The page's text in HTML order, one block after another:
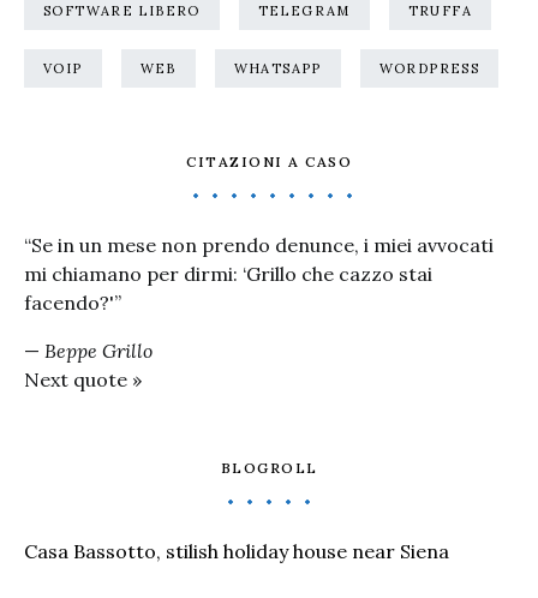
SOFTWARE LIBERO TELEGRAM TRUFFA
VOIP WEB WHATSAPP WORDPRESS
CITAZIONI A CASO
“Se in un mese non prendo denunce, i miei avvocati
mi chiamano per dirmi: ‘Grillo che cazzo stai
facendo?'”
— Beppe Grillo
Next quote »
BLOGROLL
Casa Bassotto, stilish holiday house near Siena